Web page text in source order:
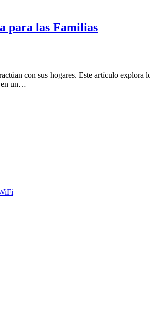
para las Familias
con sus hogares. Este artículo
en un…